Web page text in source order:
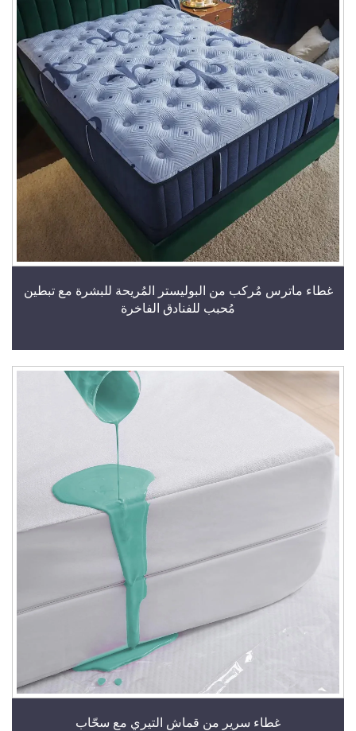
غطاء ماترس مُركب من البوليستر المُريحة للبشرة مع تبطين
مُحبب للفنادق الفاخرة
غطاء سرير من قماش التيري مع سحّاب